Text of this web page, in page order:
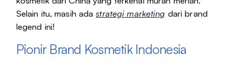
Selain itu, masih adastrategi marketing dari brand
legend ini!
Pionir Brand Kosmetik Indonesia